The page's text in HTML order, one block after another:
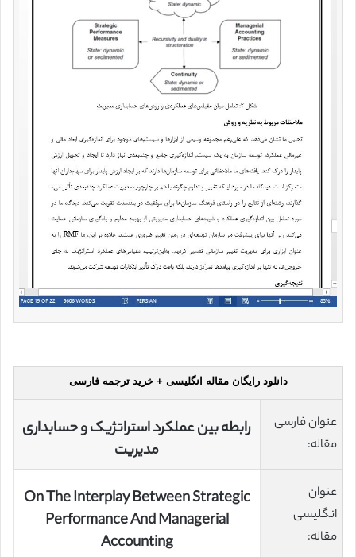
دانلود رایگان مقاله انگلیسی + خرید ترجمه فارسی
عنوان فارسی
مقاله:
رابطه بین عملکرد استراتژیک و حسابداری
مدیریت
عنوان
انگلیسی
مقاله:
On The Interplay Between Strategic
Performance And Managerial
Accounting